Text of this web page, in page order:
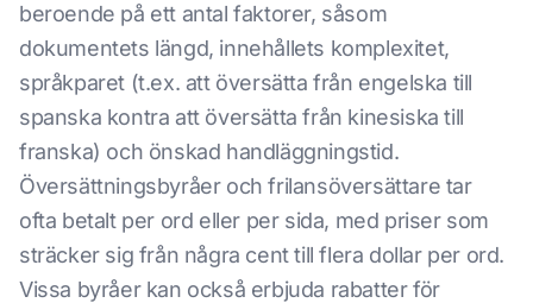
beroende på ett antal faktorer, såsom
dokumentets längd, innehållets komplexitet,
språkparet (t.ex. att översätta från engelska till
spanska kontra att översätta från kinesiska till
franska) och önskad handläggningstid.
Översättningsbyråer och frilansöversättare tar
ofta betalt per ord eller per sida, med priser som
sträcker sig från några cent till flera dollar per ord.
Vissa byråer kan också erbjuda rabatter för